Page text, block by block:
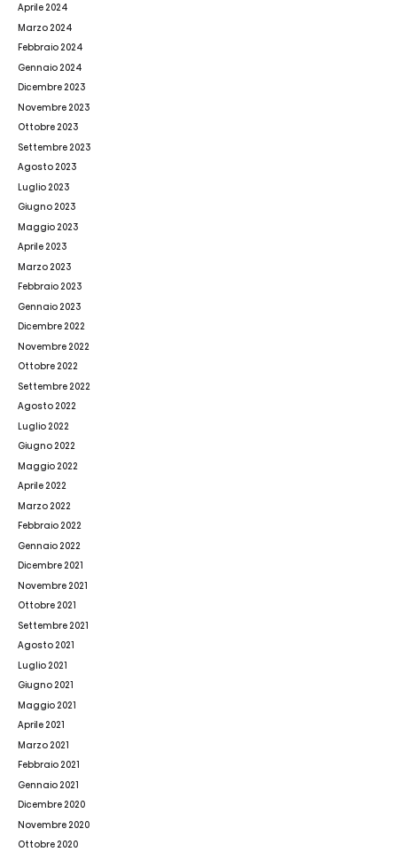
Aprile 2024
Marzo 2024
Febbraio 2024
Gennaio 2024
Dicembre 2023
Novembre 2023
Ottobre 2023
Settembre 2023
Agosto 2023
Luglio 2023
Giugno 2023
Maggio 2023
Aprile 2023
Marzo 2023
Febbraio 2023
Gennaio 2023
Dicembre 2022
Novembre 2022
Ottobre 2022
Settembre 2022
Agosto 2022
Luglio 2022
Giugno 2022
Maggio 2022
Aprile 2022
Marzo 2022
Febbraio 2022
Gennaio 2022
Dicembre 2021
Novembre 2021
Ottobre 2021
Settembre 2021
Agosto 2021
Luglio 2021
Giugno 2021
Maggio 2021
Aprile 2021
Marzo 2021
Febbraio 2021
Gennaio 2021
Dicembre 2020
Novembre 2020
Ottobre 2020